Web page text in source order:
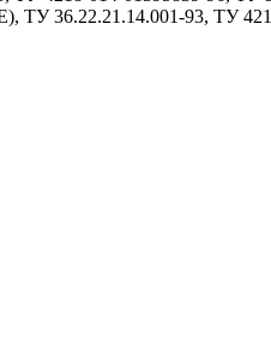
ТУ 36.22.21.14.001-93, ТУ